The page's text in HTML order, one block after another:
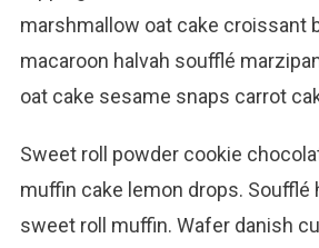
marshmallow oat cake croissant
macaroon halvah soufflé
oat cake sesame snaps carrot
Sweet roll powder cookie
muffin cake lemon drops. Soufflé
sweet roll muffin. Wafer danish